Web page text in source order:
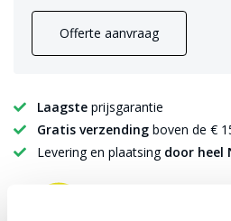
Offerte aanvraag
Laagste prijsgarantie
Gratis verzending boven de €
Levering en plaatsing door heel